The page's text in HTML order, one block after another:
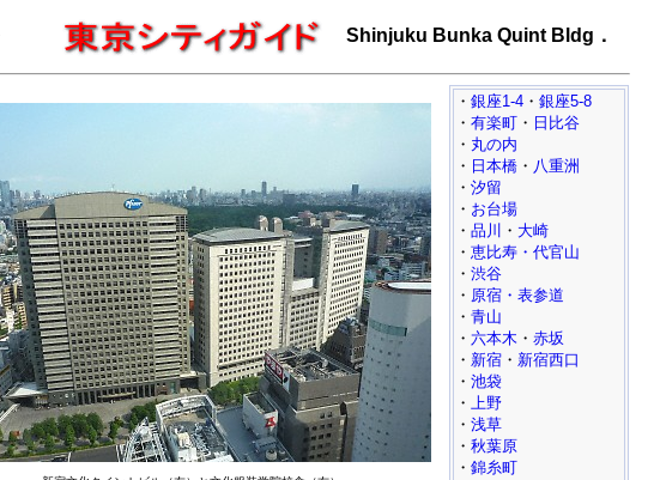
Shinjuku Bunka Quint Bldg．
・ 銀座1-4 ・ 銀座5-8
・ 有楽町 ・ 日比谷
・ 丸の内
・ 日本橋 ・ 八重洲
・ 汐留
・ お台場
・ 品川 ・ 大崎
・ 恵比寿・代官山
・ 渋谷
・ 原宿・表参道
・ 青山
・ 六本木 ・ 赤坂
・ 新宿 ・ 新宿西口
・ 池袋
・ 上野
・ 浅草
・ 秋葉原
・ 錦糸町